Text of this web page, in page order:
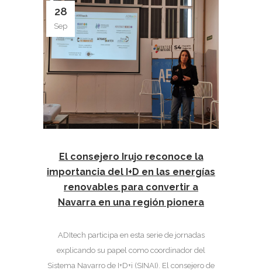
28
Sep
El consejero Irujo reconoce la
importancia del I+D en las energías
renovables para convertir a
Navarra en una región pionera
ADItech participa en esta serie de jornadas
explicando su papel como coordinador del
Sistema Navarro de I+D+i (SINAI). El consejero de